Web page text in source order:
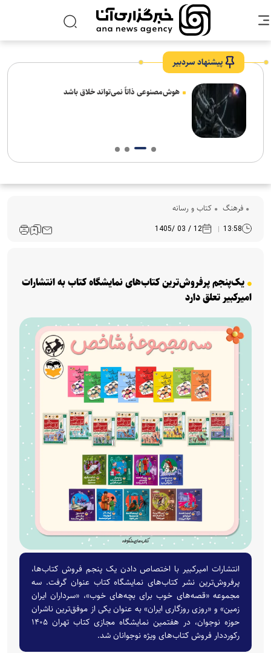
پیشنهاد سردبیر
هوش‌مصنوعی ذاتاً نمی‌تواند خلاق باشد
فرهنگ‌ کتاب و رسانه
13:58
12 / 03 /1405
یک‌پنجم پرفروش‌ترین کتاب‌های نمایشگاه کتاب به انتشارات
امیرکبیر تعلق دارد
انتشارات امیرکبیر با اختصاص دادن یک پنجم فروش کتاب‌ها،
پرفروش‌ترین نشر کتاب‌های نمایشگاه کتاب عنوان گرفت. سه
مجموعه «قصه‌های خوب برای بچه‌های خوب»، «سرداران ایران
زمین» و «روزی روزگاری ایران» به عنوان یکی از موفق‌ترین ناشران
حوزه نوجوان، در هفتمین نمایشگاه مجازی کتاب تهران ۱۴۰۵
رکورددار فروش کتاب‌های ویژه نوجوانان شد.